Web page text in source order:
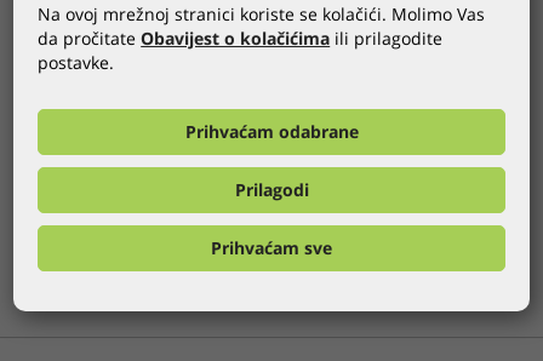
KATEGORIE: Website, CMS
WEB: http://www.fgi.hr
Wir sind stolz die neue Website von FIMA Global Invest
vorstellen zu dürfen! Unser CMS Globaladmin wir hier zum
adaptieren der Inhalte benutzt.
GLOBALDIZAJN REFERENZEN
FRÜHER ALLE NÄCHSTE
Na ovoj mrežnoj stranici koriste se kolačići. Molimo Vas
da pročitateObavijest o kolačićima ili prilagodite
postavke.
Prihvaćam odabrane
Prilagodi
Prihvaćam sve